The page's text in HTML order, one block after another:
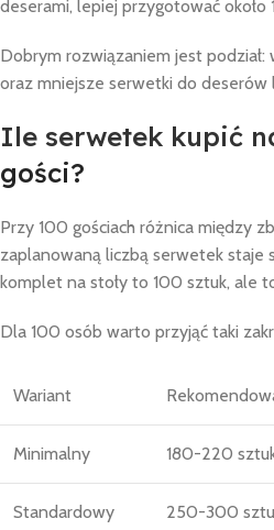
deserami, lepiej przygotować
Dobrym rozwiązaniem jest podział:
oraz mniejsze serwetki do deserów
Ile serwetek kupić
gości?
Przy 100 gościach różnica między
zaplanowaną liczbą serwetek staje
komplet na stoły to 100 sztuk, ale
Dla 100 osób warto przyjąć taki
Wariant
Minimalny 180-220
Standardowy 250-300